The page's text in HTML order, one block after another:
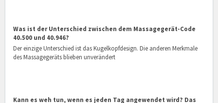
Was ist der Unterschied zwischen dem Massagegerät-Code
40.500 und 40.946?
Der einzige Unterschied ist das Kugelkopfdesign. Die anderen Merkmale
des Massagegeräts blieben unverändert
Kann es weh tun, wenn es jeden Tag angewendet wird? Das